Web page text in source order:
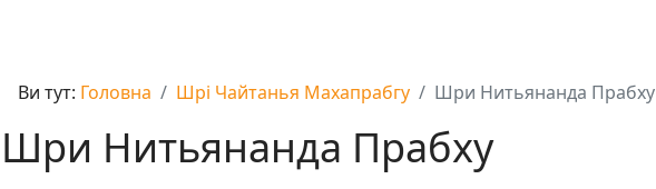
Ви тут: Головна Шрі Чайтанья Махапрабгу Шри Нитьянанда Прабху
Шри Нитьянанда Прабху